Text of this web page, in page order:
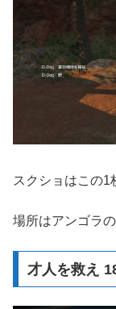
スクショはこの1
場所はアンゴラ
才人を救え